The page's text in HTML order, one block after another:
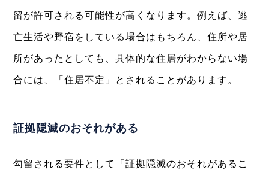
留が許可される可能性が高くなります。例えば、逃
亡生活や野宿をしている場合はもちろん、住所や居
所があったとしても、具体的な住居がわからない場
合には、「住居不定」とされることがあります。
証拠隠滅のおそれがある
勾留される要件として「証拠隠滅のおそれがあるこ